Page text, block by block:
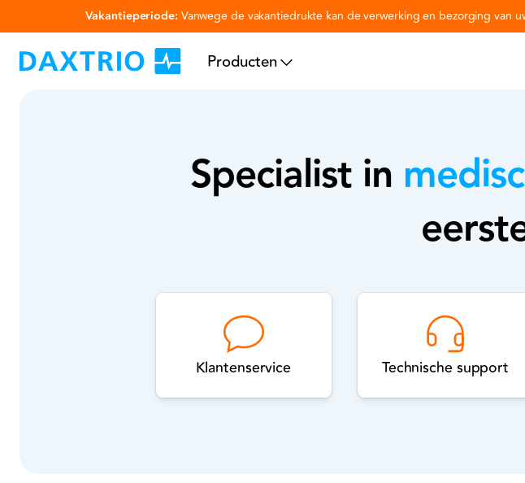
Vakantieperiode: Vanwege de vakantiedrukte kan de verwerking en bezorging
Producten
Specialist in
Klantenservice Technische support